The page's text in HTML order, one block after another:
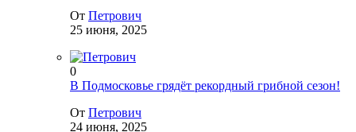
От Петрович
25 июня, 2025
0
В Подмосковье грядёт рекордный грибной сезон!
От Петрович
24 июня, 2025